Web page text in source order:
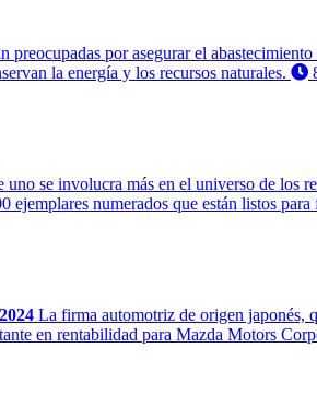
preocupadas por asegurar el
la energía y los recursos naturales.
uno se involucra más en el universo de los
numerados que están listos
La firma automotriz de origen japonés,
en rentabilidad para Mazda Motors